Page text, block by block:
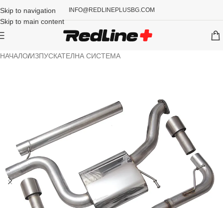
Skip to navigation
Skip to main content
INFO@REDLINEPLUSBG.COM
НАЧАЛО/ИЗПУСКАТЕЛНА СИСТЕМА